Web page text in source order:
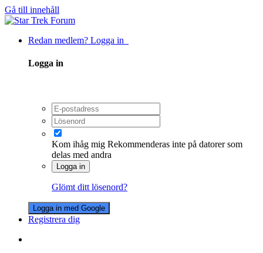
Gå till innehåll
Redan medlem? Logga in
Logga in
Kom ihåg mig Rekommenderas inte på datorer som
delas med andra
Logga in
Glömt ditt lösenord?
Logga in med Google
Registrera dig